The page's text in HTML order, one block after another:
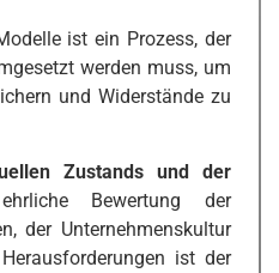
ist ein Prozess, der
werden muss, um
und Widerstände zu
Zustands und der
Bewertung der
der Unternehmenskultur
ist der